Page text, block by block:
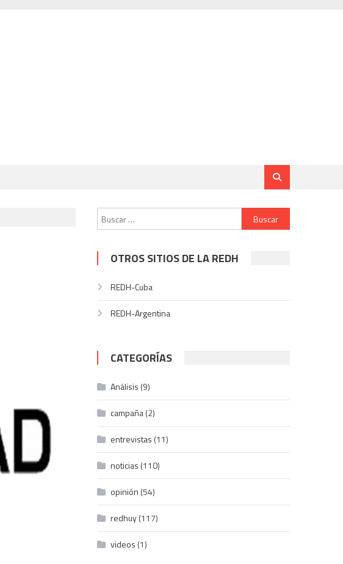
Buscar:
OTROS SITIOS DE LA REDH
REDH-Cuba
REDH-Argentina
CATEGORÍAS
Análisis (9)
campaña(2)
entrevistas (11)
noticias (110)
opinión (54)
redhuy(117)
videos (1)